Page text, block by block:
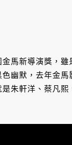
馬新導演獎，雖
幽默，去年金馬
朱軒洋、蔡凡熙